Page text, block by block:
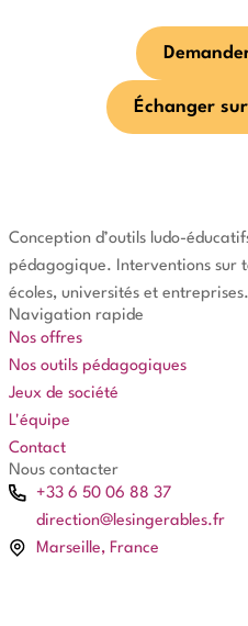
Échanger
Conception d’outils ludo-
pédagogique. Interventions sur
écoles, universités et entreprises.
Navigation rapide
Nos offres
Nos outils pédagogiques
Jeux de société
L'équipe
Contact
Nous contacter
+33 6 50 06 88 37
direction@lesingerables.fr
Marseille, France